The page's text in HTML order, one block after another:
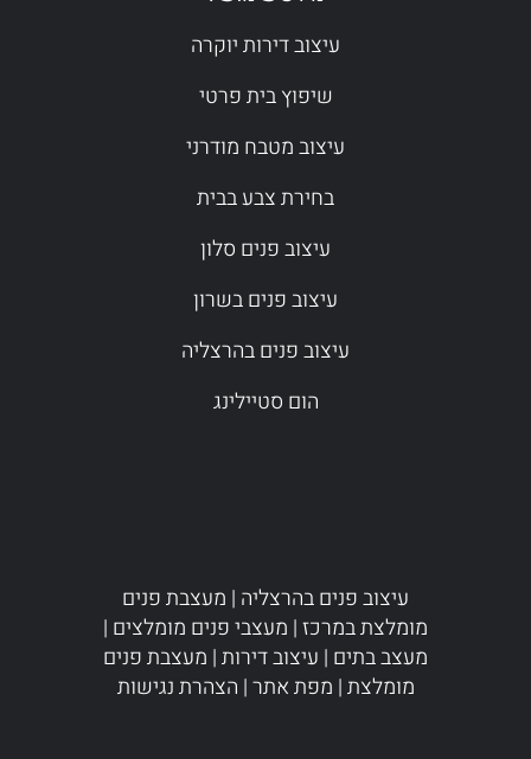
עיצוב דירות יוקרה
שיפוץ בית פרטי
עיצוב מטבח מודרני
בחירת צבע בבית
עיצוב פנים סלון
עיצוב פנים בשרון
עיצוב פנים בהרצליה
הום סטיילינג
עיצוב פנים בהרצליה | מעצבת פנים
מומלצת במרכז| מעצבי פנים מומלצים |
מעצב בתים | עיצוב דירות| מעצבת פנים
מומלצת| מפת אתר| הצהרת נגישות